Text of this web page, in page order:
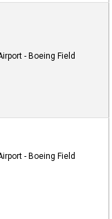
- Boeing Field
- Boeing Field